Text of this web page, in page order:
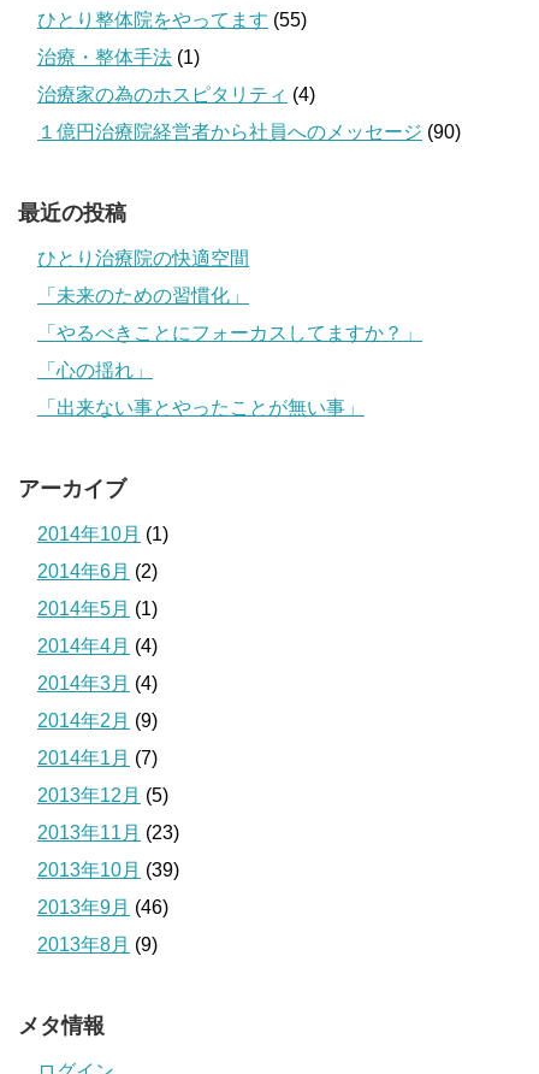
ひとり整体院をやってます (55)
治療・整体手法 (1)
治療家の為のホスピタリティ (4)
１億円治療院経営者から社員へのメッセージ (90)
最近の投稿
ひとり治療院の快適空間
「未来のための習慣化」
「やるべきことにフォーカスしてますか？」
「心の揺れ」
「出来ない事とやったことが無い事」
アーカイブ
2014年10月 (1)
2014年6月 (2)
2014年5月 (1)
2014年4月 (4)
2014年3月 (4)
2014年2月 (9)
2014年1月 (7)
2013年12月 (5)
2013年11月 (23)
2013年10月 (39)
2013年9月 (46)
2013年8月 (9)
メタ情報